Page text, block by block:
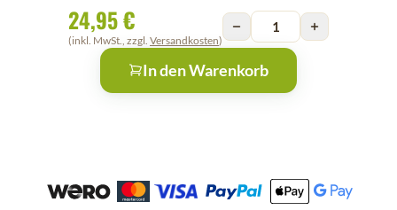
24,95 €
(inkl. MwSt., zzgl. Versandkosten)
In den Warenkorb